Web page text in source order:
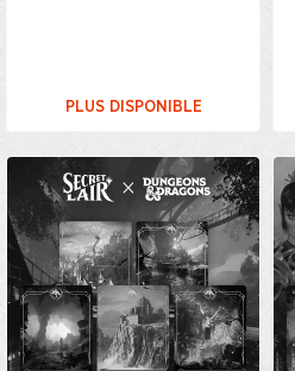
PLUS DISPONIBLE